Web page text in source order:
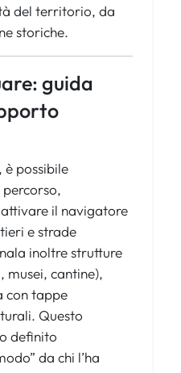
del territorio, da
storiche.
guida
, è possibile
il navigatore
e strade
inoltre strutture
musei, cantine),
con tappe
Questo
definito
da chi l’ha